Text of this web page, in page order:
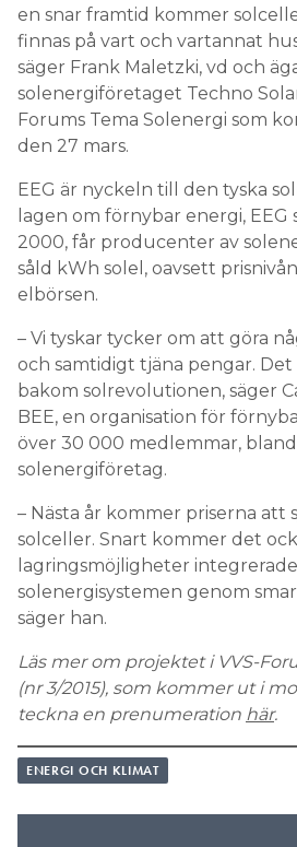
en snar framtid kommer
finnas på vart och vartannat
säger Frank Maletzki, vd och
solenergiföretaget Techno
Forums Tema Solenergi som
den 27 mars.
EEG är nyckeln till den tyska
lagen om förnybar energi, EEG
2000, får producenter av
såld kWh solel, oavsett
elbörsen.
– Vi tyskar tycker om att göra
och samtidigt tjäna pengar.
bakom solrevolutionen, säger
BEE, en organisation för
över 30 000 medlemmar,
solenergiföretag.
– Nästa år kommer priserna att
solceller. Snart kommer det
lagringsmöjligheter
solenergisystemen genom
säger han.
Läs mer om projektet i VVS-
(nr 3/2015), som kommer ut i
teckna en prenumeration här.
ENERGI OCH KLIMAT